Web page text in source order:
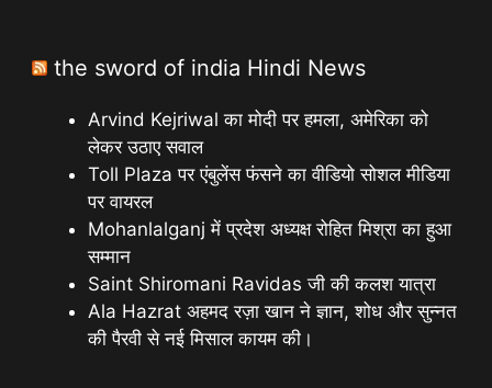
the sword of india Hindi News
Arvind Kejriwal का मोदी पर हमला, अमेरिका को
लेकर उठाए सवाल
Toll Plaza पर एंबुलेंस फंसने का वीडियो सोशल मीडिया
पर वायरल
Mohanlalganj में प्रदेश अध्यक्ष रोहित मिश्रा का हुआ
सम्मान
Saint Shiromani Ravidas जी की कलश यात्रा
Ala Hazrat अहमद रज़ा खान ने ज्ञान, शोध और सुन्नत
की पैरवी से नई मिसाल कायम की।